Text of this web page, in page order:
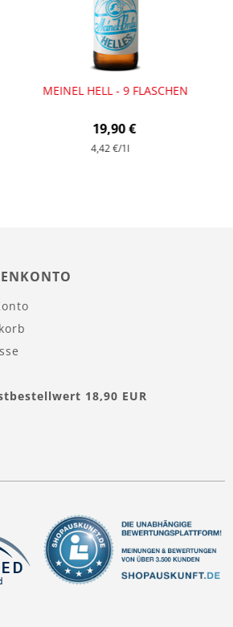
MEINEL HELL - 9 FLASCHEN
19,90 €
4,42 €/1l
18,90 EUR